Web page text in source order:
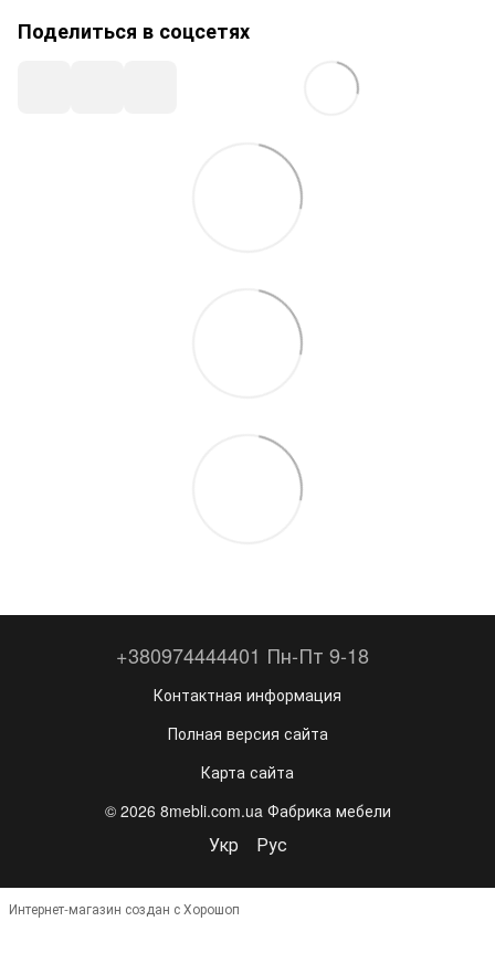
Поделиться в соцсетях
+380974444401 Пн-Пт 9-18
Контактная информация
Полная версия сайта
Карта сайта
© 2026 8mebli.com.ua Фабрика мебели
Укр Рус
Интернет-магазин создан с Хорошоп